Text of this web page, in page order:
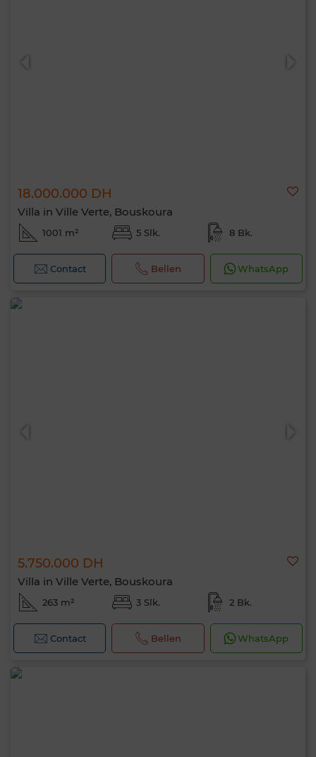
18.000.000 DH
Villa in Ville Verte, Bouskoura
1001 m² 5 Slk. 8 Bk.
Contact Bellen WhatsApp
5.750.000 DH
Villa in Ville Verte, Bouskoura
263 m² 3 Slk. 2 Bk.
Contact Bellen WhatsApp